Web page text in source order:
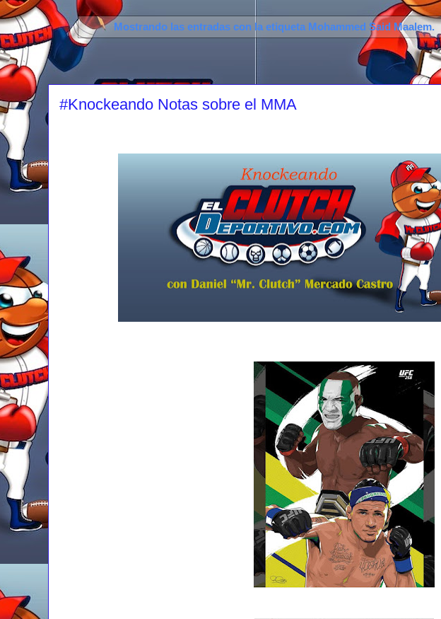
Mostrando las entradas con la etiqueta Mohammed Said Maalem.
#Knockeando Notas sobre el MMA